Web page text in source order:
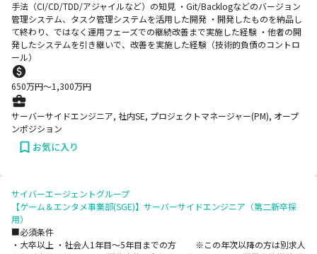
手法（CI/CD/TDD/アジャイルなど）の知見 ・Git/Backlogなどのバージョン
管理システム、タスク管理システムを活用した開発 ・開発したものを納品し
て終わり、ではなく運用フェーズでの継続改善まで実施した経験 ・他者の開
発したシステムを引き継いで、改善を実施した経験（技術的負債のコントロ
ール）
650万円〜1,300万円
サーバーサイドエンジニア, 社内SE, プロジェクトマネージャー(PM), オープ
ンポジション
お気に入り
サイバーエージェントグループ
【ゲーム＆エンタメ事業部(SGE)】サーバーサイドエンジニア（第二新卒採
用）
■必須条件
・大卒以上 ・社会人1年目～5年目までの方 ※この年次以降の方は別求人